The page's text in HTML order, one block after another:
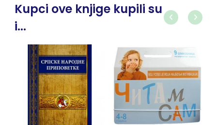
Kupci ove knjige kupili su
i...